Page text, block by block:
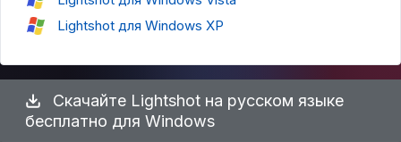
Lightshot для Windows XP
Скачайте Lightshot на русском языке
бесплатно для Windows